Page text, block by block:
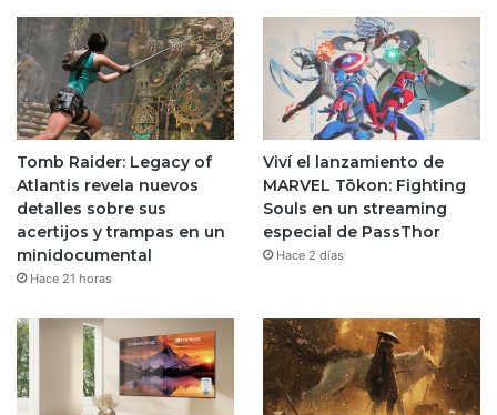
Tomb Raider: Legacy of
Atlantis revela nuevos
detalles sobre sus
acertijos y trampas en un
minidocumental
Hace 21 horas
Viví el lanzamiento de
MARVEL Tōkon: Fighting
Souls en un streaming
especial de PassThor
Hace 2 días